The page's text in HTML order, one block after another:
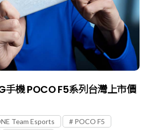
手機 POCO F5系列台灣上市價
Team Esports
POCO F5